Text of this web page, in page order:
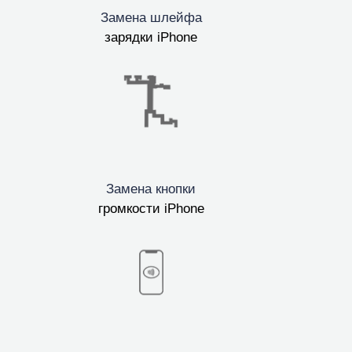
Замена шлейфа
зарядки iPhone
Замена кнопки
громкости iPhone